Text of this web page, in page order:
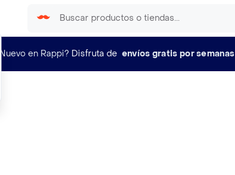
¿Nuevo en Rappi? Disfruta de envíos gratis por semanas